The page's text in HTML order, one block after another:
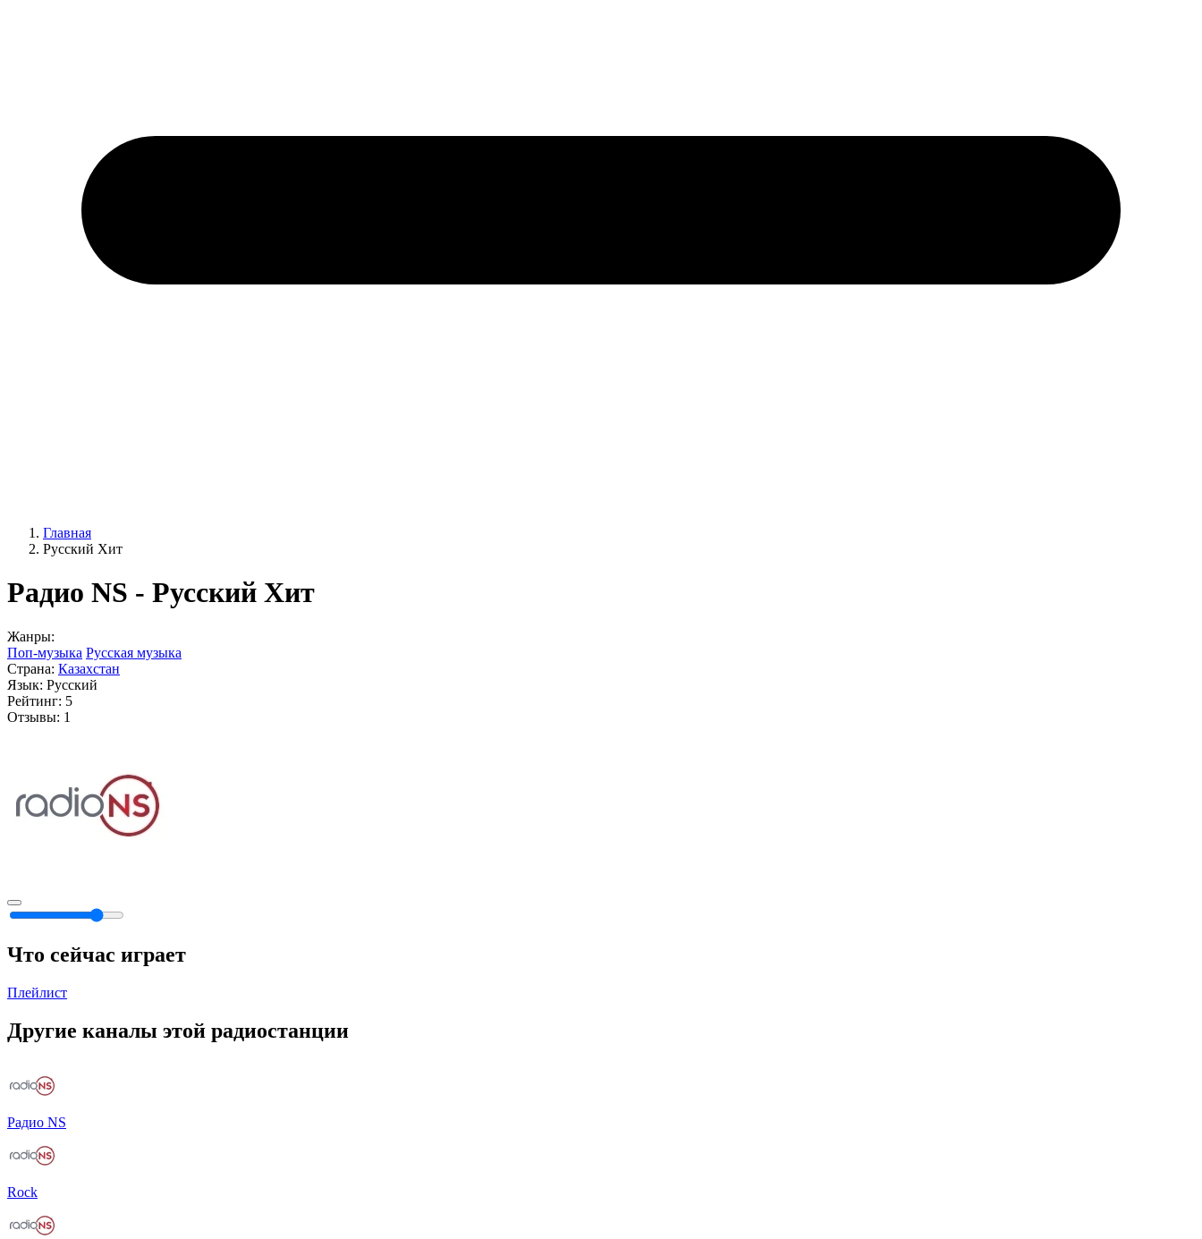
Главная
Русский Хит
Радио NS - Русский Хит
Жанры:
Поп-музыка Русская музыка
Страна: Казахстан
Язык: Русский
Рейтинг: 5
Отзывы: 1
Что сейчас играет
Плейлист
Другие каналы этой радиостанции
Радио NS
Rock